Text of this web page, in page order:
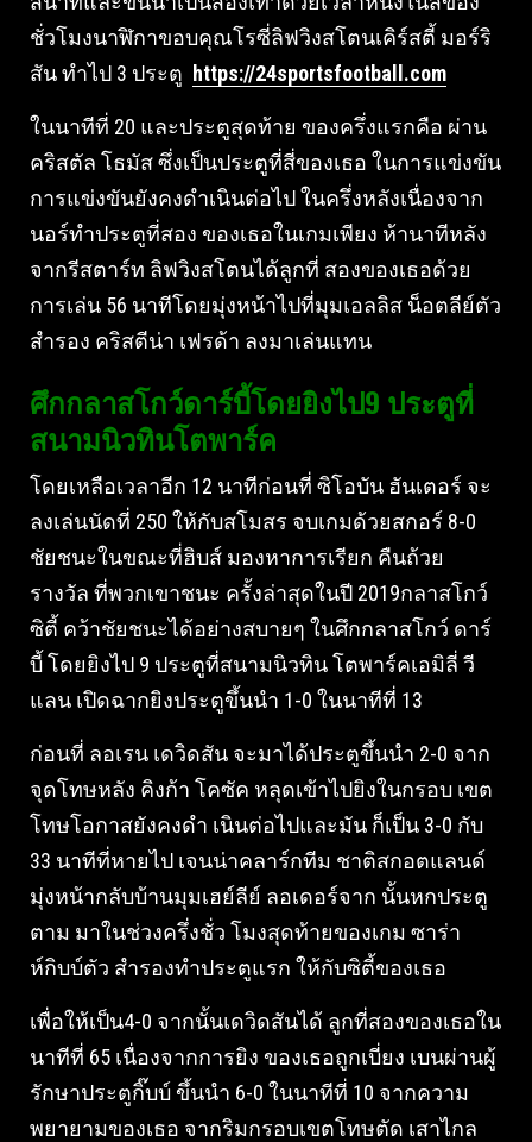
ชั่วโมงนาฬิกาขอบคุณโรซี่ลิฟวิงสโตนเคิร์สตี้ มอร์ริ
สัน ทําไป 3 ประตู https://24sportsfootball.com
ในนาทีที่ 20 และประตูสุดท้าย ของครึ่งแรกคือ ผ่าน
คริสตัล โธมัส ซึ่งเป็นประตูที่สี่ของเธอ ในการแข่งขัน
การแข่งขันยังคงดําเนินต่อไป ในครึ่งหลังเนื่องจาก
นอร์ทําประตูที่สอง ของเธอในเกมเพียง ห้านาทีหลัง
จากรีสตาร์ท ลิฟวิงสโตนได้ลูกที่ สองของเธอด้วย
การเล่น 56 นาทีโดยมุ่งหน้าไปที่มุมเอลลิส น็อตลีย์ตัว
สํารอง คริสตีน่า เฟรด้า ลงมาเล่นแทน
ศึกกลาสโกว์ดาร์บี้โดยยิงไป9 ประตูที่
สนามนิวทินโตพาร์ค
โดยเหลือเวลาอีก 12 นาทีก่อนที่ ซิโอบัน ฮันเตอร์ จะ
ลงเล่นนัดที่ 250 ให้กับสโมสร จบเกมด้วยสกอร์ 8-0
ชัยชนะในขณะที่ฮิบส์ มองหาการเรียก คืนถ้วย
รางวัล ที่พวกเขาชนะ ครั้งล่าสุดในปี 2019กลาสโกว์
ซิตี้ คว้าชัยชนะได้อย่างสบายๆ ในศึกกลาสโกว์ ดาร์
บี้ โดยยิงไป 9 ประตูที่สนามนิวทิน โตพาร์คเอมิลี่ วี
แลน เปิดฉากยิงประตูขึ้นนํา 1-0 ในนาทีที่ 13
ก่อนที่ ลอเรน เดวิดสัน จะมาได้ประตูขึ้นนํา 2-0 จาก
จุดโทษหลัง คิงก้า โคซัค หลุดเข้าไปยิงในกรอบ เขต
โทษโอกาสยังคงดํา เนินต่อไปและมัน ก็เป็น 3-0 กับ
33 นาทีที่หายไป เจนน่าคลาร์กทีม ชาติสกอตแลนด์
มุ่งหน้ากลับบ้านมุมเฮย์ลีย์ ลอเดอร์จาก นั้นหกประตู
ตาม มาในช่วงครึ่งชั่ว โมงสุดท้ายของเกม ซาร่า
ห์กิบบ์ตัว สํารองทําประตูแรก ให้กับซิตี้ของเธอ
เพื่อให้เป็น4-0 จากนั้นเดวิดสันได้ ลูกที่สองของเธอใน
นาทีที่ 65 เนื่องจากการยิง ของเธอถูกเบี่ยง เบนผ่านผู้
รักษาประตูกิ๊บบ์ ขึ้นนํา 6-0 ในนาทีที่ 10 จากความ
พยายามของเธอ จากริมกรอบเขตโทษตัด เสาไกล